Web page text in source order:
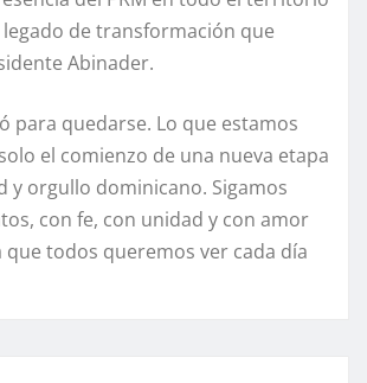
de transformación que
Abinader.
para quedarse. Lo que estamos
el comienzo de una nueva etapa
y orgullo dominicano. Sigamos
con fe, con unidad y con amor
todos queremos ver cada día